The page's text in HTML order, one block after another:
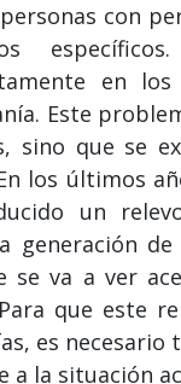
con
en los
Este
sino que se
los últimos
un
generación de
se va a ver
que este
es necesario
a la situación